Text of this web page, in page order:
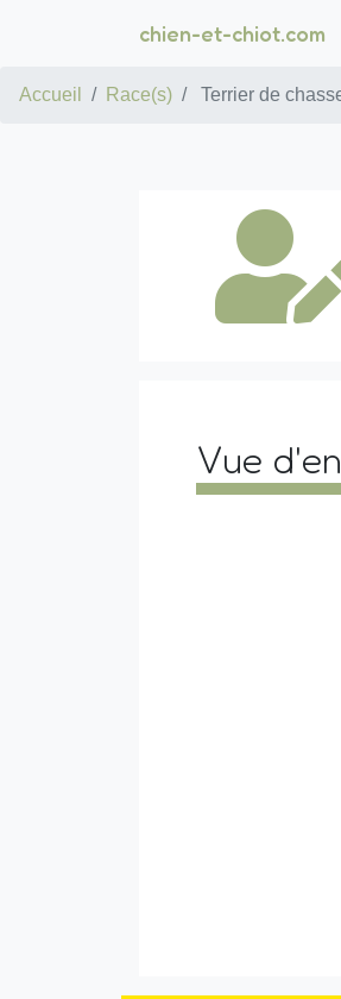
chien-et-chiot.com
Accueil Race(s) Terrier de
Vue